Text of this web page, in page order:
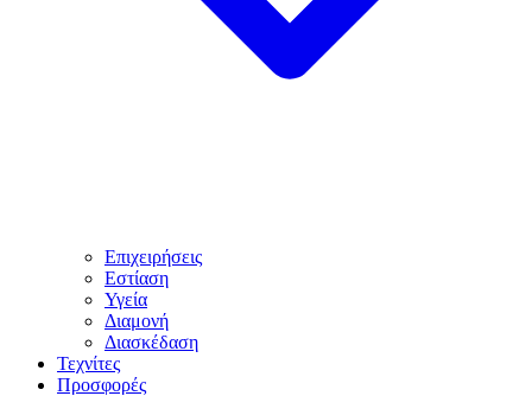
Επιχειρήσεις
Εστίαση
Υγεία
Διαμονή
Διασκέδαση
Τεχνίτες
Προσφορές